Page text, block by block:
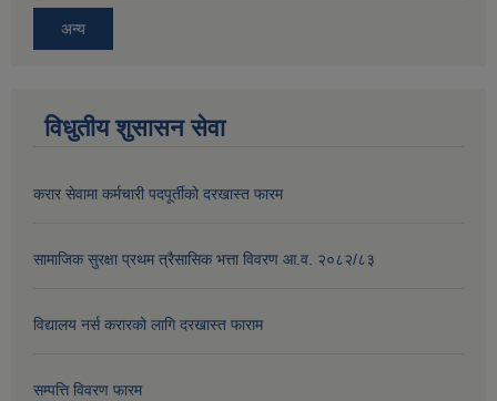
अन्य
विधुतीय शुसासन सेवा
करार सेवामा कर्मचारी पदपूर्तीको दरखास्त फारम
सामाजिक सुरक्षा प्रथम त्रैसासिक भत्ता विवरण आ.व. २०८२/८३
विद्यालय नर्स करारको लागि दरखास्त फाराम
सम्पत्ति विवरण फारम